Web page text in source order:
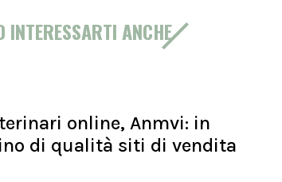
INTERESSARTI ANCHE
online, Anmvi: in
di qualità siti di vendita